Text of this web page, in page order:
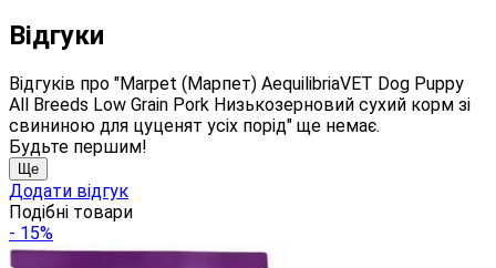
Відгуки
Відгуків про "Marpet (Марпет) AequilibriaVET Dog Puppy
All Breeds Low Grain Pork Низькозерновий сухий корм зі
свининою для цуценят усіх порід" ще немає.
Будьте першим!
Ще
Додати відгук
Подібні товари
- 15%